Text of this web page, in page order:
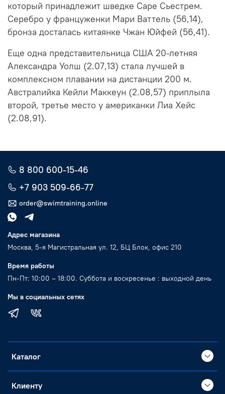
который принадлежит шведке Саре Сьестрем.
Серебро у француженки Мари Ваттель (56,14),
бронза досталась китаянке Чжан Юйфей (56,41).
Еще одна представительница США 20-летняя
Александра Уолш (2.07,13) стала лучшей в
комплексном плавании на дистанции 200 м.
Австралийка Кейли Маккеун (2.08,57) приплыла
второй, третье место у американки Лиа Хейс
(2.08,91).
8 800 600-15-46
+7 903 509-66-77
order@swimtraining.online
Адрес магазина
Москва, 5-я Магистральная ул. 12, БЦ Блок, офис 210
Время работы
Пн-Пт: 10:00 – 18:00. Суббота и воскресенье : выходной день
Мы в социальных сетях
Каталог
Клиенту